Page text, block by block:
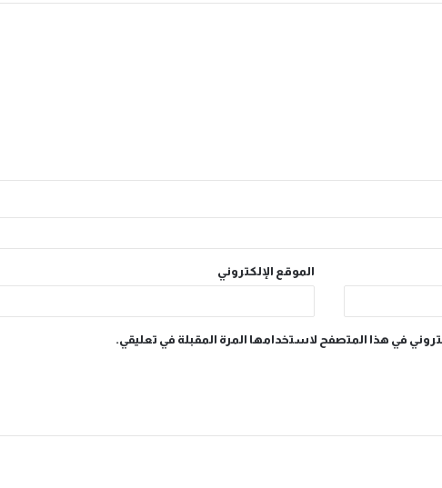
الموقع الإلكتروني
في هذا المتصفح لاستخدامها المرة المقبلة في تعليقي.